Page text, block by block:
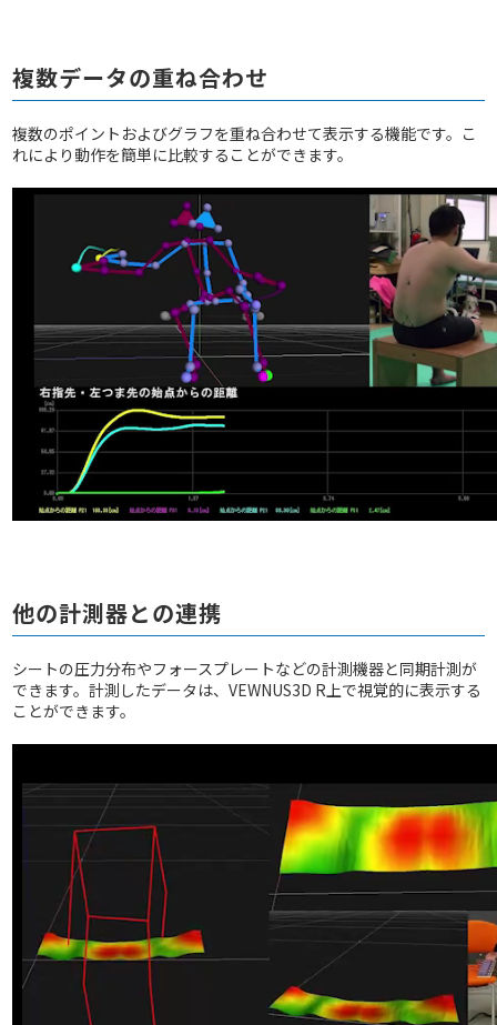
複数データの重ね合わせ
複数のポイントおよびグラフを重ね合わせて表示する機能です。こ
れにより動作を簡単に比較することができます。
他の計測器との連携
シートの圧力分布やフォースプレートなどの計測機器と同期計測が
できます。計測したデータは、VEWNUS3D R上で視覚的に表示する
ことができます。